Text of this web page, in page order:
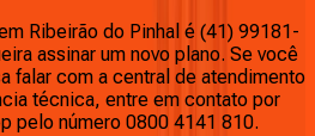
Ribeirão do Pinhal é (41) 99181-
assinar um novo plano. Se você
falar com a central de atendimento
técnica, entre em contato por
pelo número 0800 4141 810.